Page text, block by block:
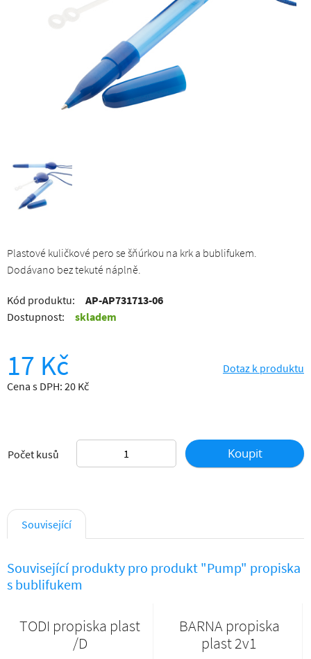
Plastové kuličkové pero se šňúrkou na krk a bublifukem.
Dodávano bez tekuté náplně.
Kód produktu:
AP-AP731713-06
Dostupnost:
skladem
17 Kč
Cena s DPH: 20 Kč
Dotaz k produktu
Počet kusů Koupit
Související
Související produkty pro produkt "Pump" propiska
s bublifukem
TODI propiska plast
/D
BARNA propiska
plast 2v1